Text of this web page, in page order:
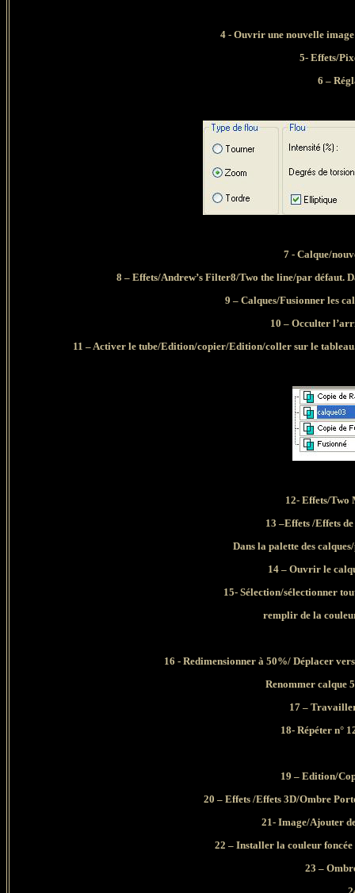
4 - Ouvrir une nouvelle
5- Effets/
6 –
7 - Calque/
8 – Effets/Andrew’s Filter8/Two the line/par défaut.
9 – Calques/Fusionner les
10 – Occulter
11 – Activer le tube/Edition/copier/Edition/coller sur le
12- Effets/Two
13 –Effets /Effets
Dans la palette des
14 – Ouvrir le
15- Sélection/sélectionner
remplir de la
16 - Redimensionner à 50%/ Déplacer
Renommer calque
17 –
18- Répéter n°
19 – Edition/
20 – Effets /Effets 3D/Ombre
21- Image/Ajouter
22 – Installer la couleur
23 –